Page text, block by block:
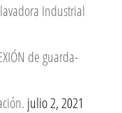
Industrial
de guarda-
julio 2, 2021